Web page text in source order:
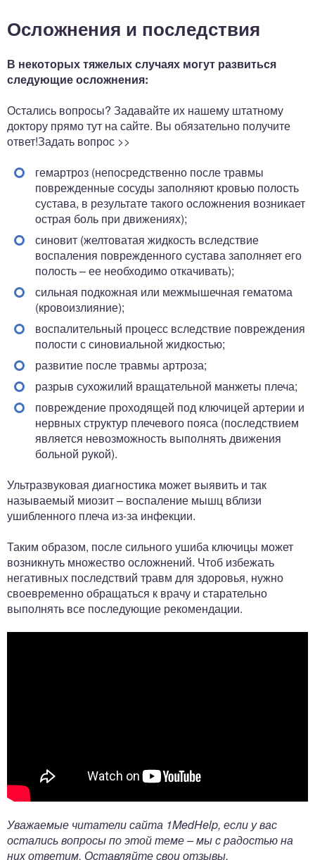
Осложнения и последствия
В некоторых тяжелых случаях могут развиться
следующие осложнения:
Остались вопросы? Задавайте их нашему штатному
доктору прямо тут на сайте. Вы обязательно получите
ответ!Задать вопрос >>
гемартроз (непосредственно после травмы
поврежденные сосуды заполняют кровью полость
сустава, в результате такого осложнения возникает
острая боль при движениях);
синовит (желтоватая жидкость вследствие
воспаления поврежденного сустава заполняет его
полость – ее необходимо откачивать);
сильная подкожная или межмышечная гематома
(кровоизлияние);
воспалительный процесс вследствие повреждения
полости с синовиальной жидкостью;
развитие после травмы артроза;
разрыв сухожилий вращательной манжеты плеча;
повреждение проходящей под ключицей артерии и
нервных структур плечевого пояса (последствием
является невозможность выполнять движения
больной рукой).
Ультразвуковая диагностика может выявить и так
называемый миозит – воспаление мышц вблизи
ушибленного плеча из-за инфекции.
Таким образом, после сильного ушиба ключицы может
возникнуть множество осложнений. Чтоб избежать
негативных последствий травм для здоровья, нужно
своевременно обращаться к врачу и старательно
выполнять все последующие рекомендации.
Уважаемые читатели сайта 1MedHelp, если у вас
остались вопросы по этой теме – мы с радостью на
них ответим. Оставляйте свои отзывы,